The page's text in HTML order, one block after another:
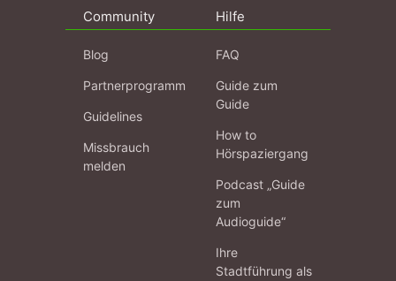
Community
Blog
Partnerprogramm
Guidelines
Missbrauch
melden
Hilfe
FAQ
Guide zum
Guide
How to
Hörspaziergang
Podcast „Guide
zum
Audioguide“
Ihre
Stadtführung als